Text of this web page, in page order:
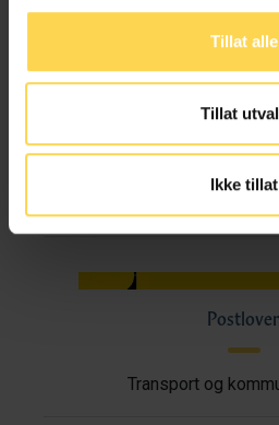
Tillat alle
Tillat
Ikke tillat
Transport og